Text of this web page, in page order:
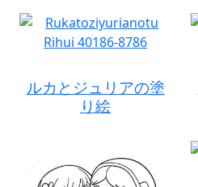
ルカとジュリアの塗
り絵